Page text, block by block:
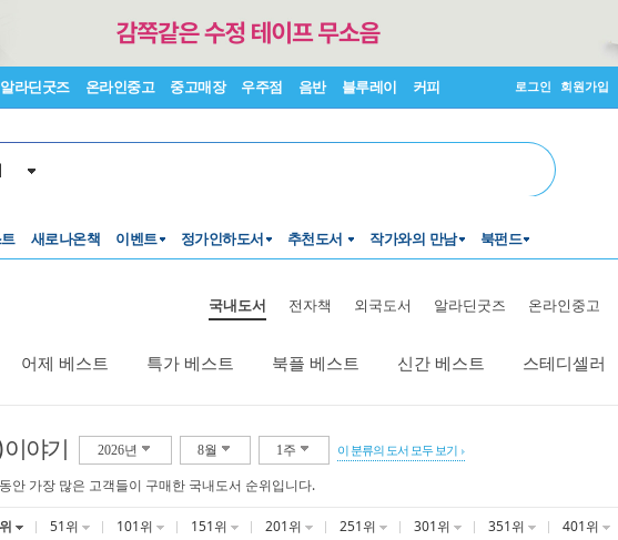
알라딘굿즈 온라인중고 중고매장 우주점 음반 블루레이 커피 로그인 회원가입
새로나온책 이벤트 정가인하도서 추천도서 작가와의 만남 북펀드
국내도서 전자책 외국도서 알라딘굿즈 온라인중고
어제 베스트 특가 베스트 북플 베스트 신간 베스트 스테디셀러
이야기 2026년 8월 1주 이 분류의 도서 모두 보기
안 가장 많은 고객들이 구매한 국내도서 순위입니다.
51위 101위 151위 201위 251위 301위 351위 401위